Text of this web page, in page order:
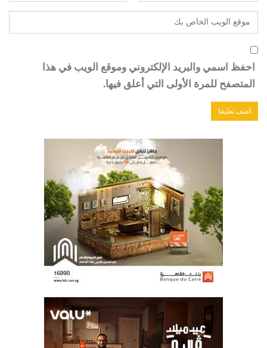
احفظ اسمي والبريد الإلكتروني وموقع الويب في هذا
المتصفح للمرة الأولى التي أعلق فيها.